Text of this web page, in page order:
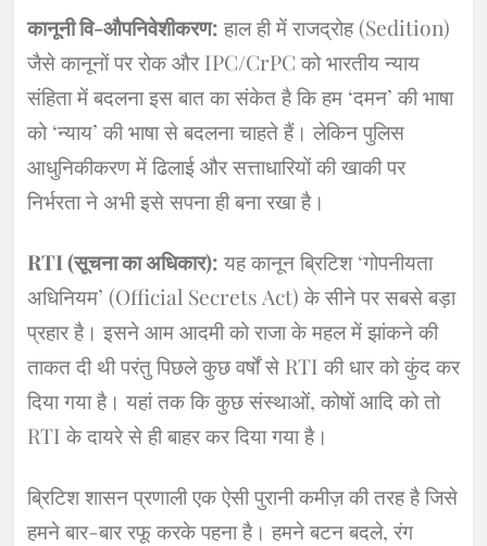
कानूनी वि-औपनिवेशीकरण: हाल ही में राजद्रोह (Sedition)
जैसे कानूनों पर रोक और IPC/CrPC को भारतीय न्याय
संहिता में बदलना इस बात का संकेत है कि हम ‘दमन’ की भाषा
को ‘न्याय’ की भाषा से बदलना चाहते हैं। लेकिन पुलिस
आधुनिकीकरण में ढिलाई और सत्ताधारियों की खाकी पर
निर्भरता ने अभी इसे सपना ही बना रखा है।
RTI (सूचना का अधिकार): यह कानून ब्रिटिश ‘गोपनीयता
अधिनियम’ (Official Secrets Act) के सीने पर सबसे बड़ा
प्रहार है। इसने आम आदमी को राजा के महल में झांकने की
ताकत दी थी परंतु पिछले कुछ वर्षों से RTI की धार को कुंद कर
दिया गया है। यहां तक कि कुछ संस्थाओं, कोषों आदि को तो
RTI के दायरे से ही बाहर कर दिया गया है।
​ब्रिटिश शासन प्रणाली एक ऐसी पुरानी कमीज़ की तरह है जिसे
हमने बार-बार रफू करके पहना है। हमने बटन बदले, रंग